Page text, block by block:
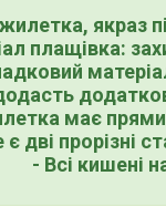
якраз
плащівка:
має
дві прорізні
- Всі кишені